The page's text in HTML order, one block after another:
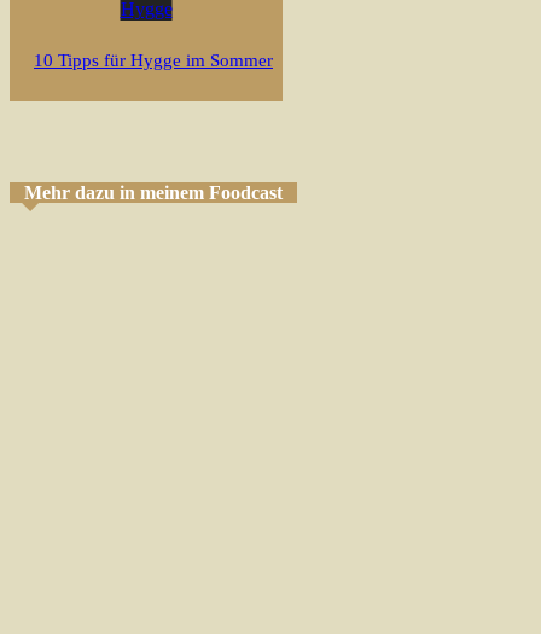
Hygge
10 Tipps für Hygge im Sommer
Mehr dazu in meinem Foodcast